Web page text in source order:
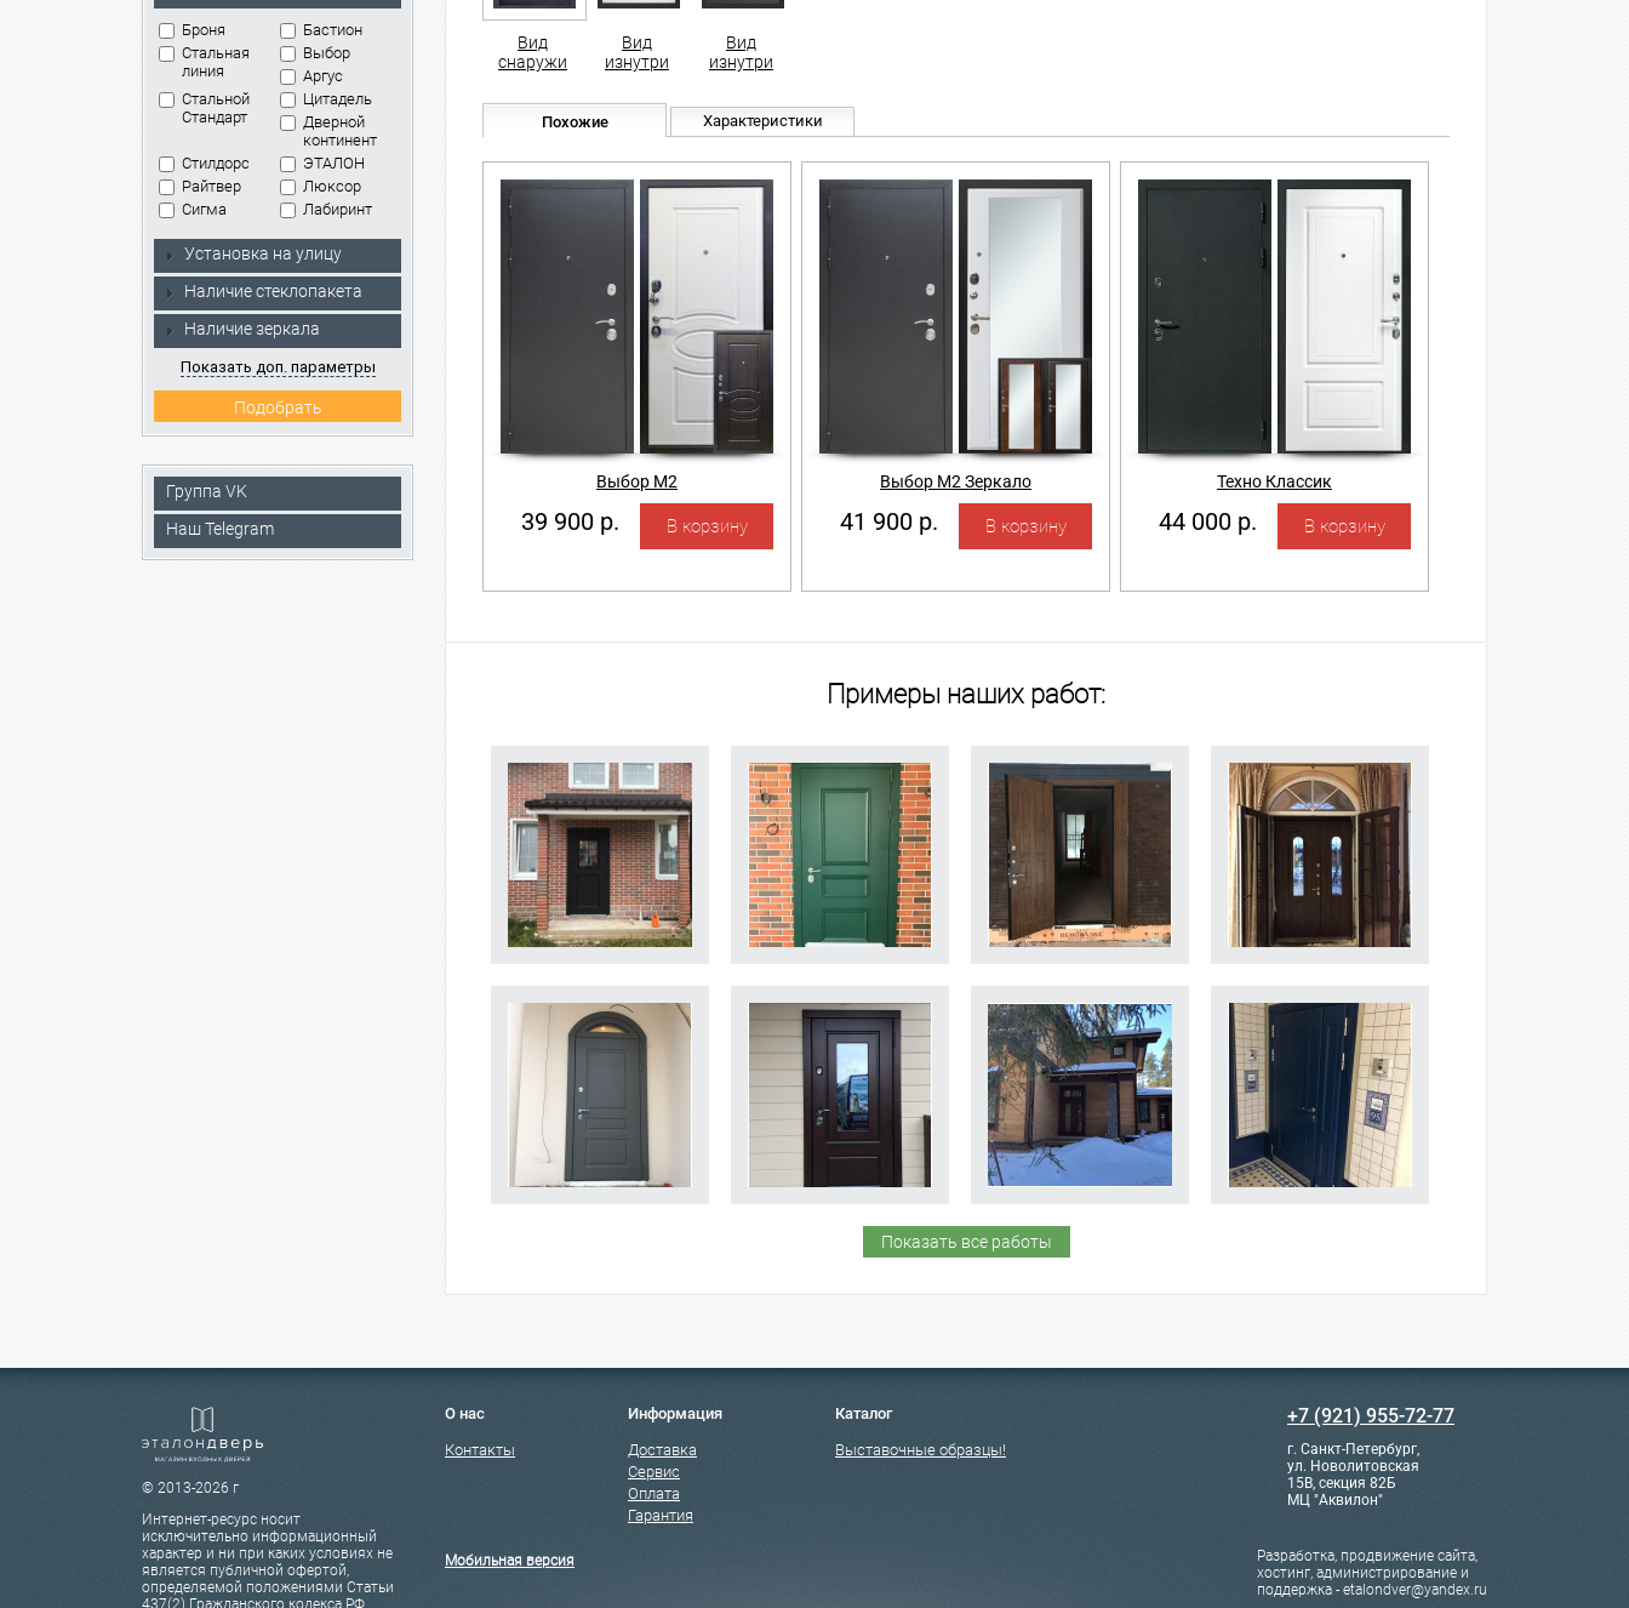
Броня
Бастион
Стальная
линия
Выбор
Аргус
Стальной
Стандарт
Цитадель
Дверной
континент
Стилдорс
ЭТАЛОН
Райтвер
Люксор
Сигма
Лабиринт
Установка на улицу
Наличие стеклопакета
Наличие зеркала
Показать доп. параметры
Группа VK
Наш Telegram
Вид
снаружи
Вид
изнутри
Вид
изнутри
Похожие Характеристики
Выбор М2
39 900 р.
Выбор М2 Зеркало
41 900 р.
Техно Классик
44 000 р.
Примеры наших работ:
Показать все работы
© 2013-2026 г
Интернет-ресурс носит
исключительно информационный
характер и ни при каких условиях не
является публичной офертой,
определяемой положениями Статьи
437(2) Гражданского кодекса РФ.
О нас
Контакты
Информация
Доставка
Сервис
Оплата
Гарантия
Каталог
Выставочные образцы!
Мобильная версия
+7 (921) 955-72-77
г. Санкт-Петербург,
ул. Новолитовская
15В, секция 82Б
МЦ "Аквилон"
Разработка, продвижение сайта,
хостинг, администрирование и
поддержка - etalondver@yandex.ru